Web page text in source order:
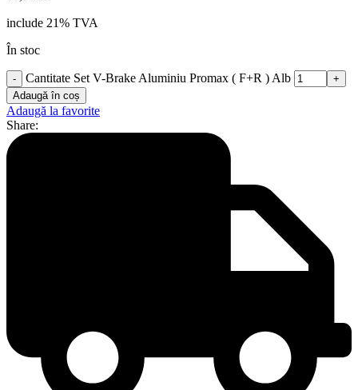
include 21% TVA
În stoc
Cantitate Set V-Brake Aluminiu Promax ( F+R ) Alb
Adaugă în coș
Adaugă la favorite
Share: